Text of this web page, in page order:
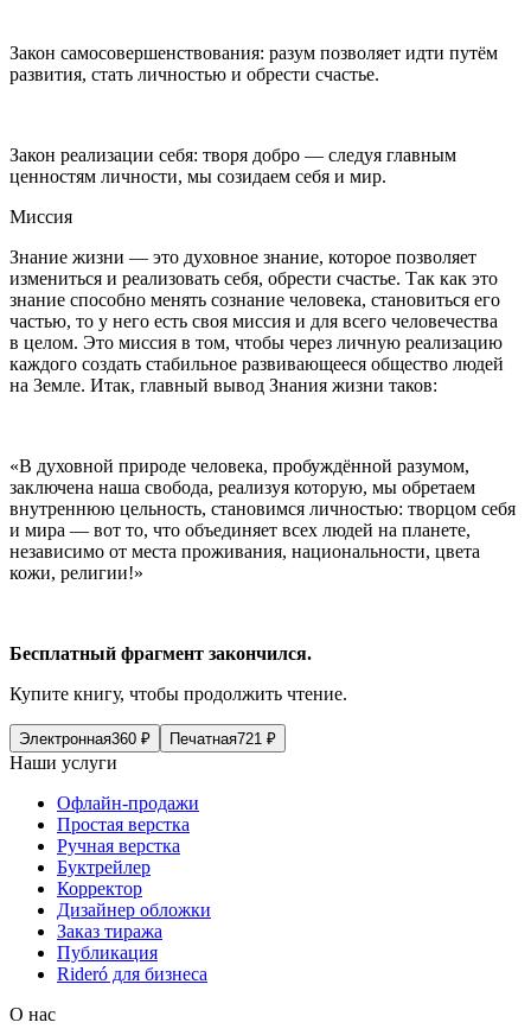
Закон самосовершенствования: разум позволяет идти путём
развития, стать личностью и обрести счастье.
Закон реализации себя: творя добро — следуя главным
ценностям личности, мы созидаем себя и мир.
Миссия
Знание жизни — это духовное знание, которое позволяет
измениться и реализовать себя, обрести счастье. Так как это
знание способно менять сознание человека, становиться его
частью, то у него есть своя миссия и для всего человечества
в целом. Это миссия в том, чтобы через личную реализацию
каждого создать стабильное развивающееся общество людей
на Земле. Итак, главный вывод Знания жизни таков:
«В духовной природе человека, пробуждённой разумом,
заключена наша свобода, реализуя которую, мы обретаем
внутреннюю цельность, становимся личностью: творцом себя
и мира — вот то, что объединяет всех людей на планете,
независимо от места проживания, национальности, цвета
кожи, религии!»
Бесплатный фрагмент закончился.
Купите книгу, чтобы продолжить чтение.
Электронная360 ₽ Печатная721 ₽
Наши услуги
Офлайн-продажи
Простая верстка
Ручная верстка
Буктрейлер
Корректор
Дизайнер обложки
Заказ тиража
Публикация
Rideró для бизнеса
О нас